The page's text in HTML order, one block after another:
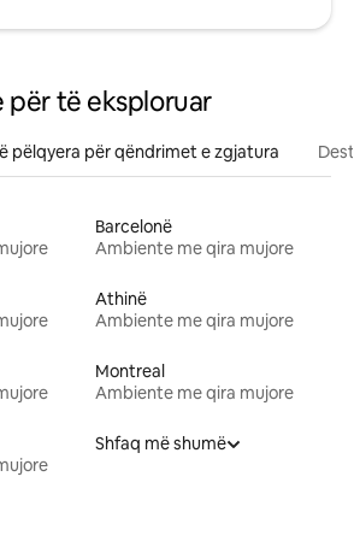
për të eksploruar
pëlqyera për qëndrimet e zgjatura
Barcelonë
Ambiente me qira mujore
Athinë
Ambiente me qira mujore
Montreal
Ambiente me qira mujore
Shfaq më shumë